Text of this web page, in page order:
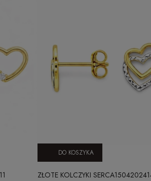
ZŁOTE KOLCZYKI
DO KOSZYKA